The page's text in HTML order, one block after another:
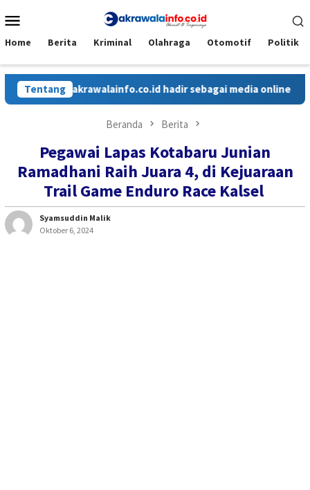
ke
Mobile
Home Berita Kriminal Olahraga Otomotif Politik
Tentang
Cakrawalainfo.co.id hadir sebagai media online yang
Beranda Berita
Pegawai Lapas Kotabaru Junian
Ramadhani Raih Juara 4, di Kejuaraan
Trail Game Enduro Race Kalsel
Syamsuddin Malik
Oktober 6, 2024